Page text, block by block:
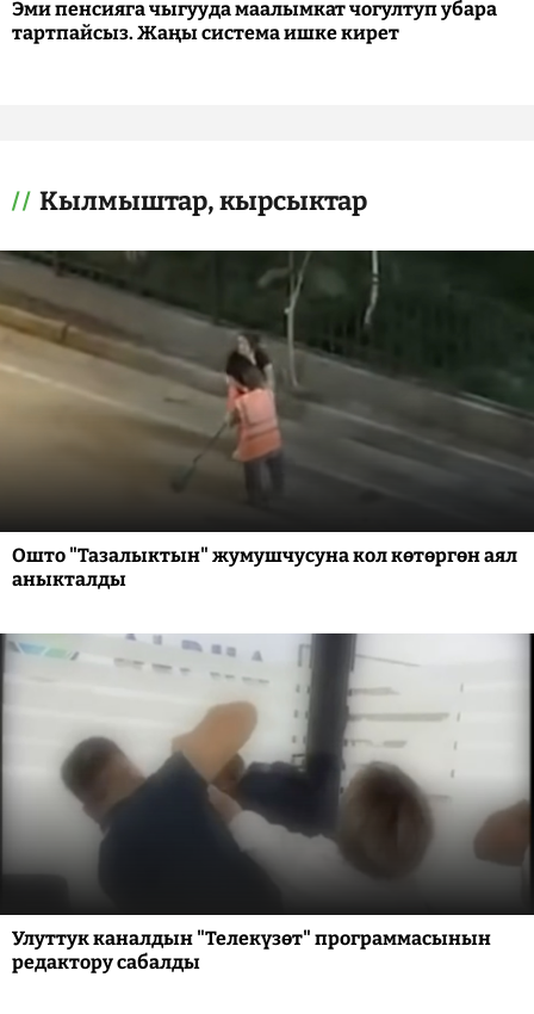
Эми пенсияга чыгууда маалымкат чогултуп убара
тартпайсыз. Жаңы система ишке кирет
Кылмыштар, кырсыктар
Ошто "Тазалыктын" жумушчусуна кол көтөргөн аял
аныкталды
Улуттук каналдын "Телекүзөт" программасынын
редактору сабалды